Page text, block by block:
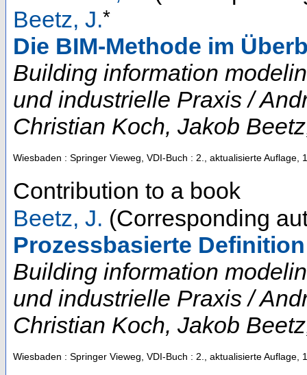
Beetz, J.*
Die BIM-Methode im
Building information
und industrielle Praxis /
Christian Koch, Jakob
Wiesbaden : Springer Vieweg, VDI-Buch : 2., aktualisierte Auflage,
Contribution to a book
Beetz, J. (Corresponding
Prozessbasierte
Building information
und industrielle Praxis /
Christian Koch, Jakob
Wiesbaden : Springer Vieweg, VDI-Buch : 2., aktualisierte Auflage,